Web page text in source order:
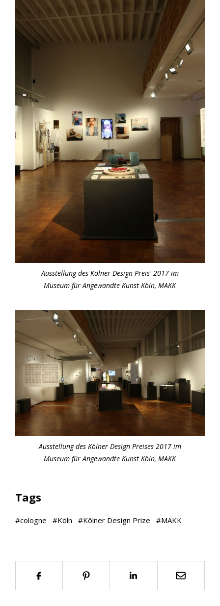
Ausstellung des Kölner Design Preis' 2017 im
Museum für Angewandte Kunst Köln, MAKK
Ausstellung des Kölner Design Preises 2017 im
Museum für Angewandte Kunst Köln, MAKK
Tags
#cologne #Köln #Kölner Design Prize #MAKK